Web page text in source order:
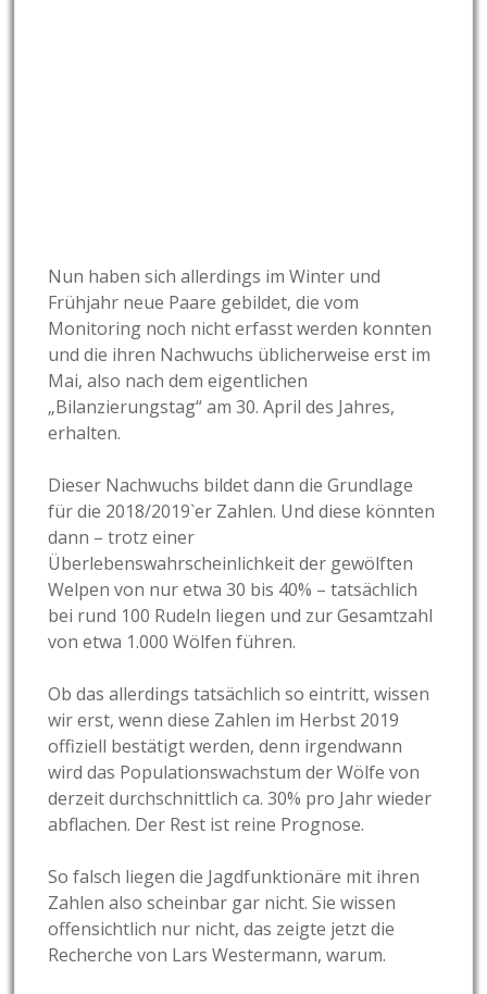
Nun haben sich allerdings im Winter und
Frühjahr neue Paare gebildet, die vom
Monitoring noch nicht erfasst werden konnten
und die ihren Nachwuchs üblicherweise erst im
Mai, also nach dem eigentlichen
„Bilanzierungstag“ am 30. April des Jahres,
erhalten.
Dieser Nachwuchs bildet dann die Grundlage
für die 2018/2019`er Zahlen. Und diese könnten
dann – trotz einer
Überlebenswahrscheinlichkeit der gewölften
Welpen von nur etwa 30 bis 40% – tatsächlich
bei rund 100 Rudeln liegen und zur Gesamtzahl
von etwa 1.000 Wölfen führen.
Ob das allerdings tatsächlich so eintritt, wissen
wir erst, wenn diese Zahlen im Herbst 2019
offiziell bestätigt werden, denn irgendwann
wird das Populationswachstum der Wölfe von
derzeit durchschnittlich ca. 30% pro Jahr wieder
abflachen. Der Rest ist reine Prognose.
So falsch liegen die Jagdfunktionäre mit ihren
Zahlen also scheinbar gar nicht. Sie wissen
offensichtlich nur nicht, das zeigte jetzt die
Recherche von Lars Westermann, warum.